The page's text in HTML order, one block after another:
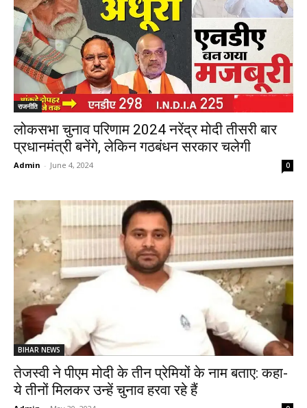
राजनीति
लोकसभा चुनाव परिणाम 2024 नरेंद्र मोदी तीसरी बार
प्रधानमंत्री बनेंगे, लेकिन गठबंधन सरकार चलेगी
Admin - June 4, 2024 0
BIHAR NEWS
तेजस्वी ने पीएम मोदी के तीन प्रेमियों के नाम बताए: कहा-
ये तीनों मिलकर उन्हें चुनाव हरवा रहे हैं